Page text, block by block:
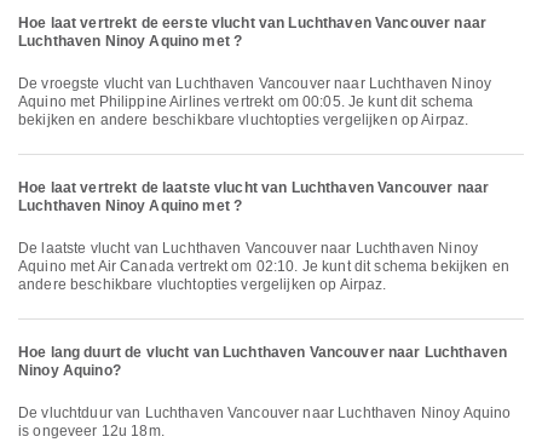
Hoe laat vertrekt de eerste vlucht van Luchthaven Vancouver naar
Luchthaven Ninoy Aquino met ?
De vroegste vlucht van Luchthaven Vancouver naar Luchthaven Ninoy
Aquino met Philippine Airlines vertrekt om 00:05. Je kunt dit schema
bekijken en andere beschikbare vluchtopties vergelijken op Airpaz.
Hoe laat vertrekt de laatste vlucht van Luchthaven Vancouver naar
Luchthaven Ninoy Aquino met ?
De laatste vlucht van Luchthaven Vancouver naar Luchthaven Ninoy
Aquino met Air Canada vertrekt om 02:10. Je kunt dit schema bekijken en
andere beschikbare vluchtopties vergelijken op Airpaz.
Hoe lang duurt de vlucht van Luchthaven Vancouver naar Luchthaven
Ninoy Aquino?
De vluchtduur van Luchthaven Vancouver naar Luchthaven Ninoy Aquino
is ongeveer 12u 18m.